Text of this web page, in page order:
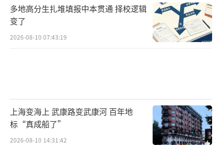
多地高分生扎堆填报中本贯通 择校逻辑
变了
2026-08-10 07:43:19
上海变海上 武康路变武康河 百年地
标“真成船了”
2026-08-10 14:31:42